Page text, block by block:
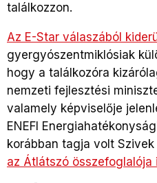
találkozzon.
Az E-Star válaszából
gyergyószentmiklósiak
hogy a találkozóra
nemzeti fejlesztési
valamely képviselője
ENEFI
korábban tagja volt
az Átlátszó